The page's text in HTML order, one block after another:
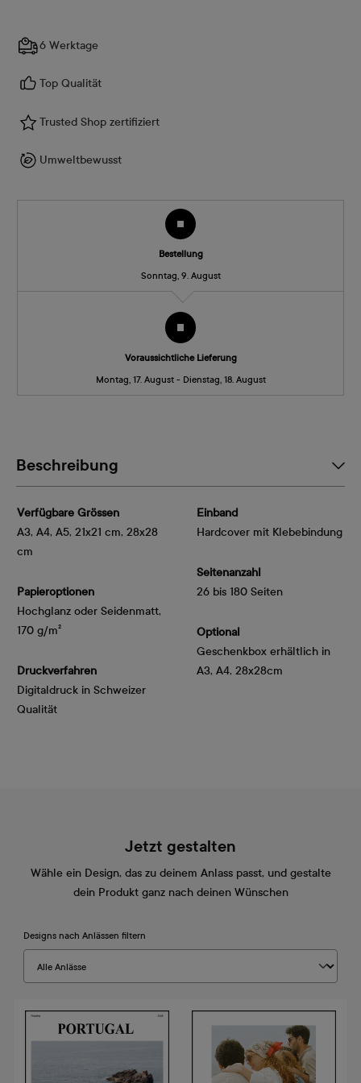
6 Werktage
Top Qualität
Trusted Shop zertifiziert
Umweltbewusst
Bestellung
Sonntag, 9. August
Voraussichtliche Lieferung
Montag, 17. August - Dienstag, 18. August
Beschreibung
Verfügbare Grössen
A3, A4, A5, 21x21 cm, 28x28
cm
Papieroptionen
Hochglanz oder Seidenmatt,
170 g/m²
Druckverfahren
Digitaldruck in Schweizer
Qualität
Einband
Hardcover mit Klebebindung
Seitenanzahl
26 bis 180 Seiten
Optional
Geschenkbox erhältlich in
A3, A4, 28x28cm
Jetzt gestalten
Wähle ein Design, das zu deinem Anlass passt, und gestalte
dein Produkt ganz nach deinen Wünschen
Designs nach Anlässen filtern